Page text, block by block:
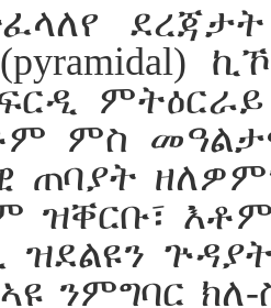
ምስ
ጠባያት
ዝቐርቡ፣
ንምግባር